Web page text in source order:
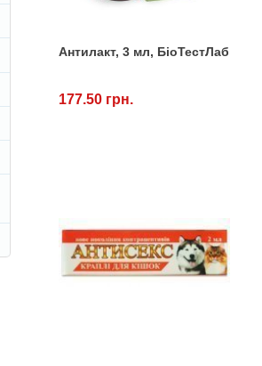
Антилакт, 3 мл, БіоТестЛаб
177.50 грн.